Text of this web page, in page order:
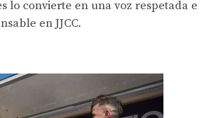
lo convierte en una voz respetada e
en JJCC.